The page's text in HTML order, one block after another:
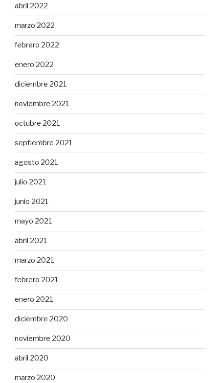
abril 2022
marzo 2022
febrero 2022
enero 2022
diciembre 2021
noviembre 2021
octubre 2021
septiembre 2021
agosto 2021
julio 2021
junio 2021
mayo 2021
abril 2021
marzo 2021
febrero 2021
enero 2021
diciembre 2020
noviembre 2020
abril 2020
marzo 2020